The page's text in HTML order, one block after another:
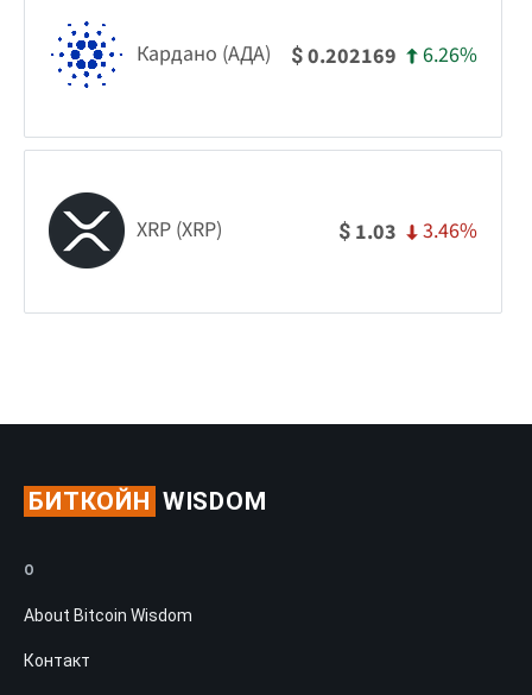
Кардано (АДА) $0.202169 6.26%
XRP (XRP) $ 1.03 3.46%
БИТКОЙН WISDOM
О
About Bitcoin Wisdom
Контакт